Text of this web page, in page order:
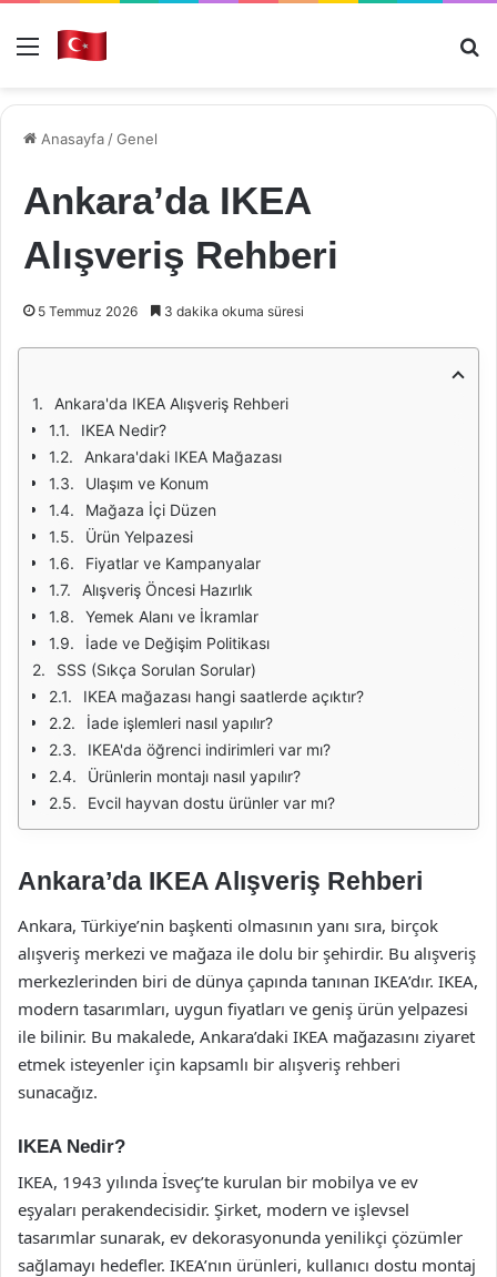
Menü
Anasayfa /Genel
Ankara’da IKEA
Alışveriş Rehberi
5 Temmuz 2026 3 dakika okuma süresi
Ankara'da IKEA Alışveriş Rehberi
IKEA Nedir?
Ankara'daki IKEA Mağazası
Ulaşım ve Konum
Mağaza İçi Düzen
Ürün Yelpazesi
Fiyatlar ve Kampanyalar
Alışveriş Öncesi Hazırlık
Yemek Alanı ve İkramlar
İade ve Değişim Politikası
SSS (Sıkça Sorulan Sorular)
IKEA mağazası hangi saatlerde açıktır?
İade işlemleri nasıl yapılır?
IKEA'da öğrenci indirimleri var mı?
Ürünlerin montajı nasıl yapılır?
Evcil hayvan dostu ürünler var mı?
Ankara’da IKEA Alışveriş Rehberi
Ankara, Türkiye’nin başkenti olmasının yanı sıra, birçok
alışveriş merkezi ve mağaza ile dolu bir şehirdir. Bu alışveriş
merkezlerinden biri de dünya çapında tanınan IKEA’dır. IKEA,
modern tasarımları, uygun fiyatları ve geniş ürün yelpazesi
ile bilinir. Bu makalede, Ankara’daki IKEA mağazasını ziyaret
etmek isteyenler için kapsamlı bir alışveriş rehberi
sunacağız.
IKEA Nedir?
IKEA, 1943 yılında İsveç’te kurulan bir mobilya ve ev
eşyaları perakendecisidir. Şirket, modern ve işlevsel
tasarımlar sunarak, ev dekorasyonunda yenilikçi çözümler
sağlamayı hedefler. IKEA’nın ürünleri, kullanıcı dostu montaj